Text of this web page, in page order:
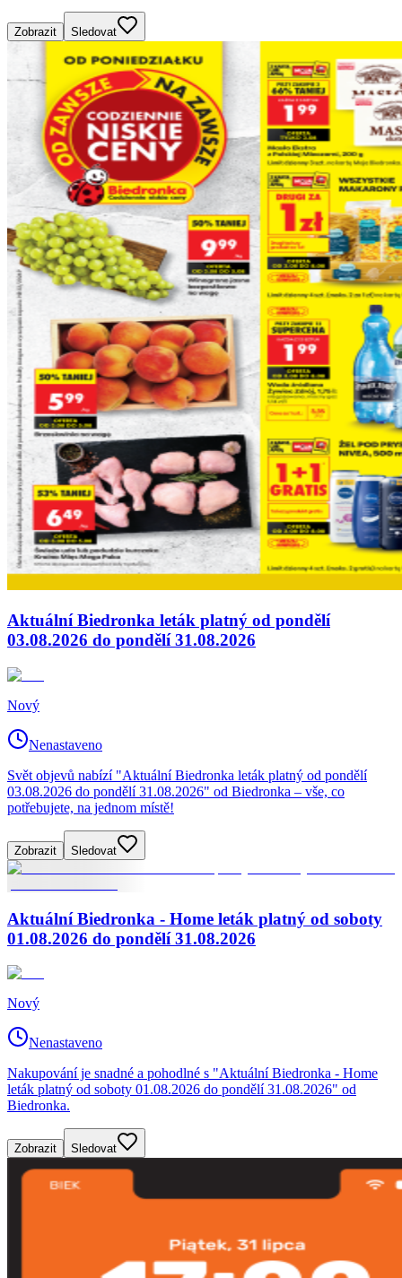
Zobrazit Sledovat
Aktuální Biedronka leták platný od pondělí
03.08.2026 do pondělí 31.08.2026
Nový
Nenastaveno
Svět objevů nabízí "Aktuální Biedronka leták platný od pondělí
03.08.2026 do pondělí 31.08.2026" od Biedronka – vše, co
potřebujete, na jednom místě!
Zobrazit Sledovat
Aktuální Biedronka - Home leták platný od soboty
01.08.2026 do pondělí 31.08.2026
Nový
Nenastaveno
Nakupování je snadné a pohodlné s "Aktuální Biedronka - Home
leták platný od soboty 01.08.2026 do pondělí 31.08.2026" od
Biedronka.
Zobrazit Sledovat